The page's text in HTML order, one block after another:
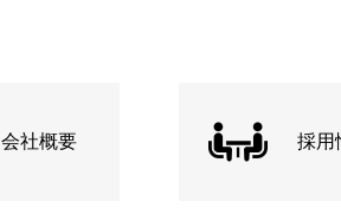
会社概要 採用